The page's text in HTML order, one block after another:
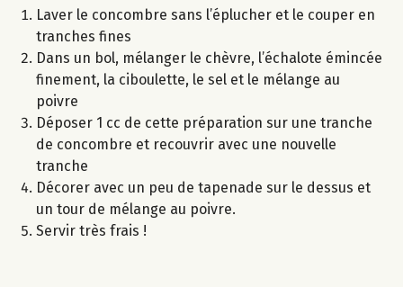
Laver le concombre sans l’éplucher et le couper en
tranches fines
Dans un bol, mélanger le chèvre, l’échalote émincée
finement, la ciboulette, le sel et le mélange au
poivre
Déposer 1 cc de cette préparation sur une tranche
de concombre et recouvrir avec une nouvelle
tranche
Décorer avec un peu de tapenade sur le dessus et
un tour de mélange au poivre.
Servir très frais !